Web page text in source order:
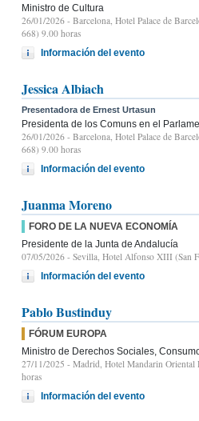
Ministro de Cultura
26/01/2026 - Barcelona, Hotel Palace de
668) 9.00 horas
Información del evento
Jessica Albiach
Presentadora de Ernest Urtasun
Presidenta de los Comuns en el
26/01/2026 - Barcelona, Hotel Palace de
668) 9.00 horas
Información del evento
Juanma Moreno
FORO DE LA NUEVA ECONOMÍA
Presidente de la Junta de Andalucía
07/05/2026 - Sevilla, Hotel Alfonso XIII (San
Información del evento
Pablo Bustinduy
FÓRUM EUROPA
Ministro de Derechos Sociales,
27/11/2025 - Madrid, Hotel Mandarin Oriental
horas
Información del evento